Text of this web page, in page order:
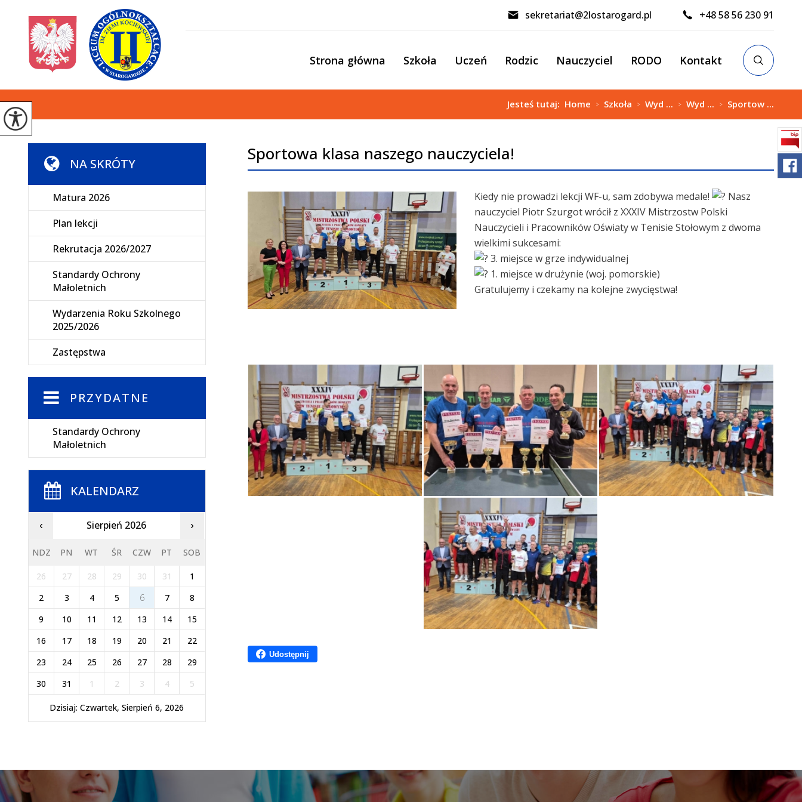
sekretariat@2lostarogard.pl +48 58 56 230 91
Strona główna Szkoła Uczeń Rodzic Nauczyciel RODO Kontakt
Jesteś tutaj: Home > Szkoła > Wyd ... > Wyd ... > Sportow ...
Sportowa klasa naszego nauczyciela!
Kiedy nie prowadzi lekcji WF-u, sam zdobywa medale!
Nasz
nauczyciel Piotr Szurgotwrócił z XXXIV Mistrzostw Polski
Nauczycieli i Pracowników Oświaty w Tenisie Stołowym z dwoma
wielkimi sukcesami:
3. miejsce w grze indywidualnej
1. miejsce w drużynie (woj. pomorskie)
Gratulujemy i czekamy na kolejne zwycięstwa!
Udostępnij
NA SKRÓTY
Matura 2026
Plan lekcji
Rekrutacja 2026/2027
Standardy Ochrony
Małoletnich
Wydarzenia Roku Szkolnego
2025/2026
Zastępstwa
PRZYDATNE
Standardy Ochrony
Małoletnich
KALENDARZ
‹ Sierpień 2026 ›
NDZ PN WT ŚR CZW PT SOB
26 27 28 29 30 31
1
2
3 4 5 6 7
8
9
10 11 12 13 14
15
16
17 18 19 20 21
22
23
24 25 26 27 28
29
30
31 1 2 3 4 5
Dzisiaj: Czwartek, Sierpień 6, 2026